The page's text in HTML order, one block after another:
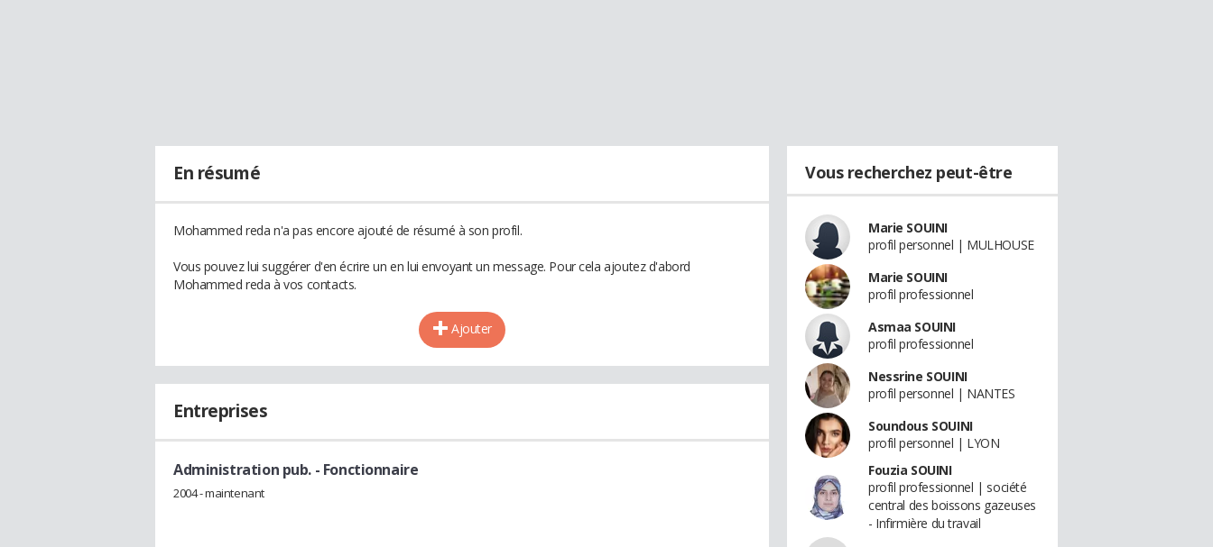
En résumé
Mohammed reda n'a pas encore ajouté de résumé à son profil.
Vous pouvez lui suggérer d'en écrire un en lui envoyant un message. Pour cela ajoutez d'abord
Mohammed reda à vos contacts.
Ajouter
Entreprises
Administration pub. - Fonctionnaire
2004 - maintenant
Vous recherchez peut-être
Marie SOUINI
profil personnel | MULHOUSE
Marie SOUINI
profil professionnel
Asmaa SOUINI
profil professionnel
Nessrine SOUINI
profil personnel | NANTES
Soundous SOUINI
profil personnel | LYON
Fouzia SOUINI
profil professionnel | société
central des boissons gazeuses
- Infirmière du travail